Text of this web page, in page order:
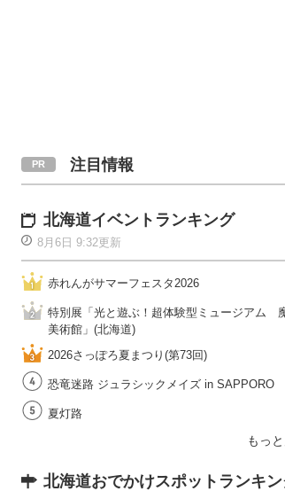
注目情報
北海道イベントランキング
8月6日 9:32更新
赤れんがサマーフェスタ2026
特別展「光と遊ぶ！超体験型ミュージアム
美術館」(北海道)
2026さっぽろ夏まつり(第73回)
恐竜迷路 ジュラシックメイズ in SAPPORO
夏灯路
もっ
北海道おでかけスポットランキ